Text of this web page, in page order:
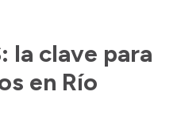
la clave para
en Río